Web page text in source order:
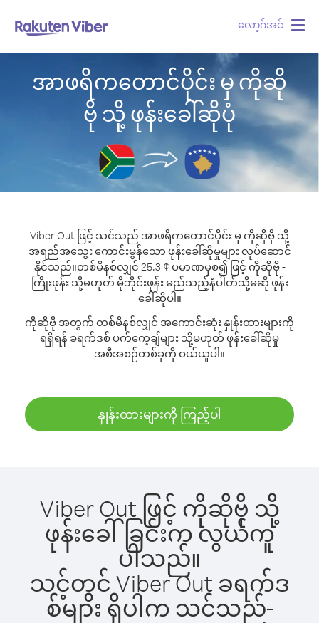
လော့ဂ်အင်
အာဖရိကတောင်ပိုင်း မှ ကိုဆို
ဗို သို့ ဖုန်းခေါ်ဆိုပုံ
Viber Out ဖြင့် သင်သည် အာဖရိကတောင်ပိုင်း မှ ကိုဆိုဗို သို့
အရည်အသွေး ကောင်းမွန်သော ဖုန်းခေါ်ဆိုမှုများ လုပ်ဆောင်
နိုင်သည်။တစ်မိနစ်လျှင် 25.3 ¢ ပမာဏမှစ၍ ဖြင့် ကိုဆိုဗို -
ကြိုးဖုန်း သို့မဟုတ် မိုဘိုင်းဖုန်း မည်သည့်နံပါတ်သို့မဆို ဖုန်း
ခေါ်ဆိုပါ။
ကိုဆိုဗို အတွက် တစ်မိနစ်လျှင် အကောင်းဆုံး နှုန်းထားများကို
ရရှိရန် ခရက်ဒစ် ပက်ကေ့ချ်များ သို့မဟုတ် ဖုန်းခေါ်ဆိုမှု
အစီအစဉ်တစ်ခုကို ဝယ်ယူပါ။
နှုန်းထားများကို ကြည့်ပါ
Viber Out ဖြင့် ကိုဆိုဗို သို့
ဖုန်းခေါ်ခြင်းက လွယ်ကူ
ပါသည်။
သင့်တွင် Viber Out ခရက်ဒ
စ်များ ရှိပါက သင်သည်-